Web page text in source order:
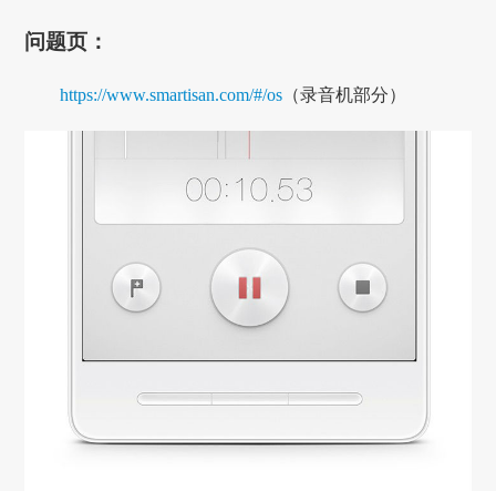
问题页：
https://www.smartisan.com/#/os （录音机部分）